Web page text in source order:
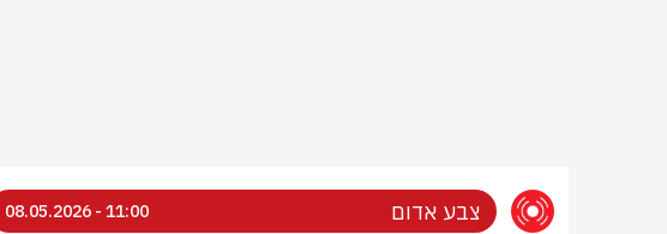
צבע אדום 11:00 - 08.05.2026